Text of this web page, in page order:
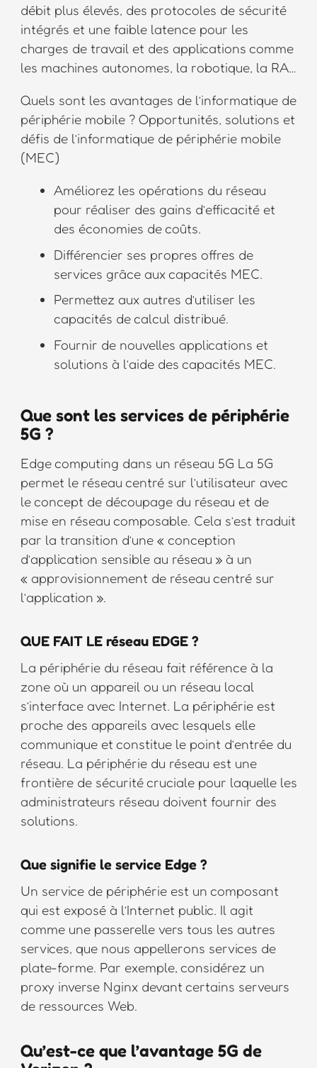
débit plus élevés, des protocoles de sécurité
intégrés et une faible latence pour les
charges de travail et des applications comme
les machines autonomes, la robotique, la RA…
Quels sont les avantages de l’informatique de
périphérie mobile ? Opportunités, solutions et
défis de l’informatique de périphérie mobile
(MEC)
Améliorez les opérations du réseau
pour réaliser des gains d’efficacité et
des économies de coûts.
Différencier ses propres offres de
services grâce aux capacités MEC.
Permettez aux autres d’utiliser les
capacités de calcul distribué.
Fournir de nouvelles applications et
solutions à l’aide des capacités MEC.
Que sont les services de périphérie
5G ?
Edge computing dans un réseau 5G La 5G
permet le réseau centré sur l’utilisateur avec
le concept de découpage du réseau et de
mise en réseau composable. Cela s’est traduit
par la transition d’une « conception
d’application sensible au réseau » à un
« approvisionnement de réseau centré sur
l’application ».
QUE FAIT LE réseau EDGE ?
La périphérie du réseau fait référence à la
zone où un appareil ou un réseau local
s’interface avec Internet. La périphérie est
proche des appareils avec lesquels elle
communique et constitue le point d’entrée du
réseau. La périphérie du réseau est une
frontière de sécurité cruciale pour laquelle les
administrateurs réseau doivent fournir des
solutions.
Que signifie le service Edge ?
Un service de périphérie est un composant
qui est exposé à l’Internet public. Il agit
comme une passerelle vers tous les autres
services, que nous appellerons services de
plate-forme. Par exemple, considérez un
proxy inverse Nginx devant certains serveurs
de ressources Web.
Qu’est-ce que l’avantage 5G de